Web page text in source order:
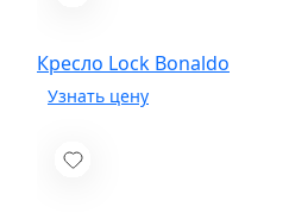
Кресло Lock Bonaldo